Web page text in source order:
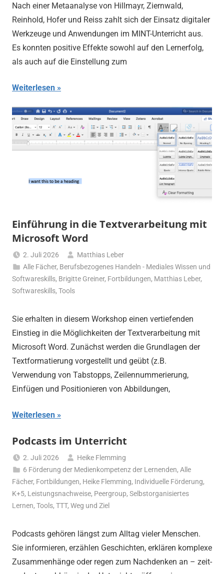
Nach einer Metaanalyse von Hillmayr, Ziernwald,
Reinhold, Hofer und Reiss zahlt sich der Einsatz digitaler
Werkzeuge und Anwendungen im MINT-Unterricht aus.
Es konnten positive Effekte sowohl auf den Lernerfolg,
als auch auf die Einstellung zum
Weiterlesen
Einführung in die Textverarbeitung mit
Microsoft Word
2. Juli 2026
Matthias Leber
Alle Fächer, Berufsbezogenes Handeln - Mediales Wissen und
Softwareskills, Brigitte Greiner, Fortbildungen, Matthias Leber,
Softwareskills, Tools
Sie erhalten in diesem Workshop einen vertiefenden
Einstieg in die Möglichkeiten der Textverarbeitung mit
Microsoft Word. Zunächst werden die Grundlagen der
Textformatierung vorgestellt und geübt (z.B.
Verwendung von Tabstopps, Zeilennummerierung,
Einfügen und Positionieren von Abbildungen,
Weiterlesen
Podcasts im Unterricht
2. Juli 2026
Heike Flemming
6 Förderung der Medienkompetenz der Lernenden,Alle
Fächer, Fortbildungen, Heike Flemming, Individuelle Förderung,
K+5, Leistungsnachweise, Peergroup, Selbstorganisiertes
Lernen, Tools, TTT, Weg und Ziel
Podcasts gehören längst zum Alltag vieler Menschen.
Sie informieren, erzählen Geschichten, erklären komplexe
Zusammenhänge oder regen zum Nachdenken an – zeit-